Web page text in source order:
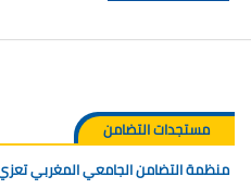
مستجدات التضامن
التضامن الجامعي المغربي تعزي في…